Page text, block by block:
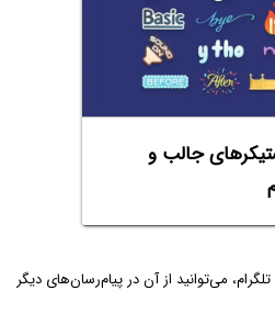
جالب و
می‌توانید از آن در پیام‌رسان‌های دیگر